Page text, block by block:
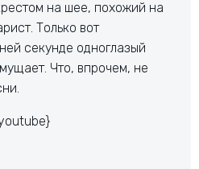
на шее, похожий на
Только вот
секунде одноглазый
Что, впрочем, не